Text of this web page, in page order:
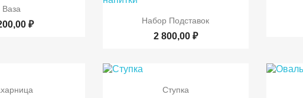
просмотр
Ваза
₽
Быстрый просмотр
Набор Подставок
2 800,00 ₽
просмотр Быстрый просмотр
Ступка